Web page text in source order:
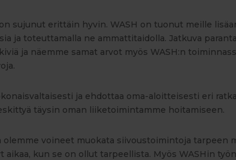
sujunut erittäin hyvin. WASH on tuonut meille
ja toteuttamalla ne ammattitaidolla. Jatkuva
ja näemme samat arvot myös WASH:n
ja ehdottaa oma-aloitteisesti eri
täysin oman liiketoimintamme hoitamiseen.
voineet muokata siivoustoimintoja tarpeen
kun se on ollut tarpeellista. Myös WASHin